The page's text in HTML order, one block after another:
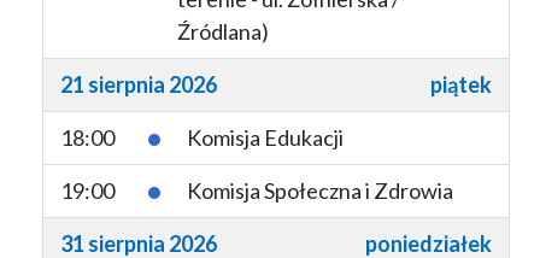
Źródlana)
21 sierpnia 2026
piątek
18:00
Komisja Edukacji
19:00
Komisja Społeczna i Zdrowia
31 sierpnia 2026
poniedziałek